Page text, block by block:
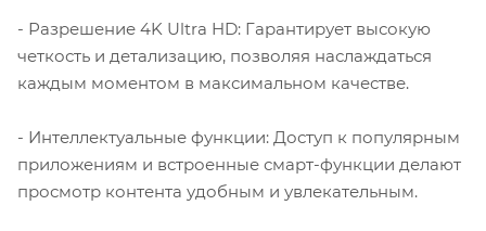
- Разрешение 4K Ultra HD: Гарантирует высокую
четкость и детализацию, позволяя наслаждаться
каждым моментом в максимальном качестве.
- Интеллектуальные функции: Доступ к популярным
приложениям и встроенные смарт-функции делают
просмотр контента удобным и увлекательным.